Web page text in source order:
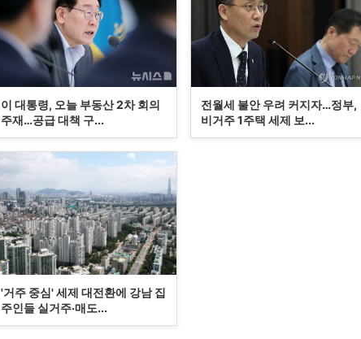
이 대통령, 오늘 부동산 2차 회의
주재…공급 대책 구...
전월세 불안 우려 커지자…정부,
비거주 1주택 세제 보...
'거주 중심' 세제 대전환에 강남 집
주인들 실거주·매도...